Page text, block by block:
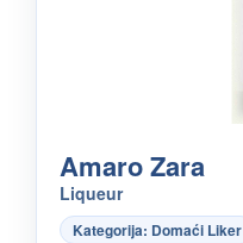
Amaro Zara
Liqueur
Kategorija: Domaći Liker